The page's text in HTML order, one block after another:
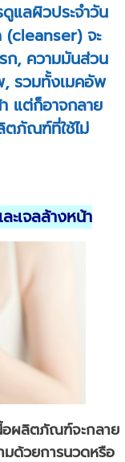
แลผิวประจำวัน
(cleanser) จะ
ก, ความมันส่วน
, รวมทั้งเมคอัพ
แต่ก็อาจกลาย
ตภัณฑ์ที่ใช้ไม่
ะเจลล้างหน้า
อผลิตภัณฑ์จะกลาย
ด้วยการนวดหรือ